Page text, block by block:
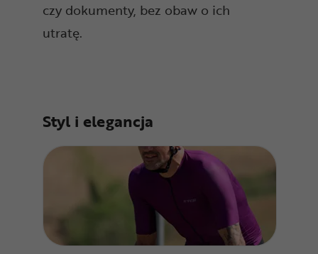
czy dokumenty, bez obaw o ich
utratę.
Styl i elegancja